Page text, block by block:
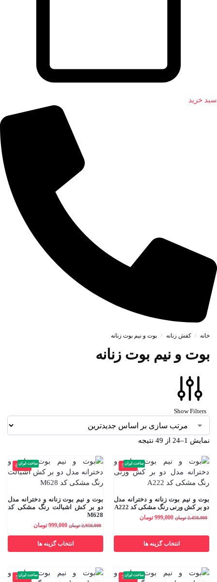
سبد خرید
خانه / کفش زنانه / بوت و نیم بوت زنانه
بوت و نیم بوت زنانه
Show Filters
نمایش 1–24 از 49 نتیجه
-59%
بوت و نیم بوت زنانه و دخترانه مدل
دو بر کش ورنی رنگ مشکی کد A222
2,450,000 تومان 999,000 تومان
ساخت ایران
انتخاب گزینه ها
-66%
بوت و نیم بوت زنانه و دخترانه مدل
دو بر کش اشبالت رنگ مشکی کد
M628
2,950,000 تومان 999,000 تومان
ساخت ایران
انتخاب گزینه ها
-74%
ساخت ایران -59%
ساخت ایران